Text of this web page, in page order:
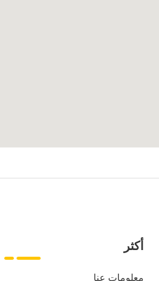
أكثر
معلومات عنا